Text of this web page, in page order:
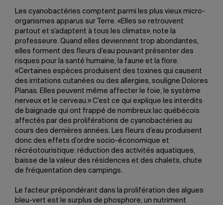
Les cyanobactéries comptent parmi les plus vieux micro-
organismes apparus sur Terre. «Elles se retrouvent
partout et s’adaptent à tous les climats», note la
professeure. Quand elles deviennent trop abondantes,
elles forment des fleurs d’eau pouvant présenter des
risques pour la santé humaine, la faune et la flore.
«Certaines espèces produisent des toxines qui causent
des irritations cutanées ou des allergies, souligne Dolores
Planas. Elles peuvent même affecter le foie, le système
nerveux et le cerveau.» C’est ce qui explique les interdits
de baignade qui ont frappé de nombreux lac québécois
affectés par des proliférations de cyanobactéries au
cours des dernières années. Les fleurs d’eau produisent
donc des effets d’ordre socio-économique et
récréotouristique: réduction des activités aquatiques,
baisse de la valeur des résidences et des chalets, chute
de fréquentation des campings.
Le facteur prépondérant dans la prolifération des algues
bleu-vert est le surplus de phosphore, un nutriment